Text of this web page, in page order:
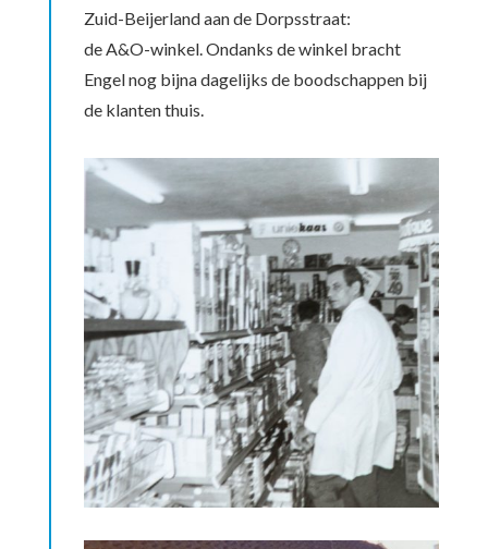
Zuid-Beijerland aan de Dorpsstraat:
de A&O-winkel. Ondanks de winkel bracht
Engel nog bijna dagelijks de boodschappen bij
de klanten thuis.